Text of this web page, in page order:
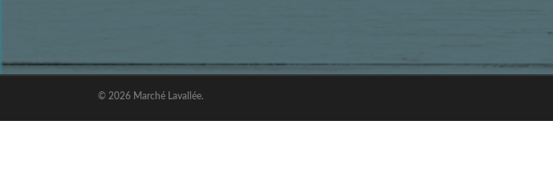
© 2026 Marché Lavallée.